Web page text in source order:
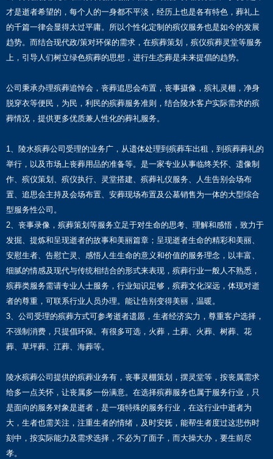
才是逝者希望的，每个人的一身都不平淡，经历上也是各有特色，葬礼上
的千篇一律会显得太过平庸。所以个性化定制的殡仪服务也是如今的发展
趋势。而结合现代政/策对环保的需求，在殡葬策划，殡仪殡葬灵堂等服务
上，引导人们树立绿色殡葬的思想，进行生态葬是未来提倡的趋势。
公司秉承办理殡葬追悼会，丧葬追思会布置，丧事摄像，殡礼灵棚，净身
脱穿衣等便民，为民，利民的殡葬服务准则，结合陵水客户实际需求的殡
葬情况，提供更多优质兼人性化的葬礼服务。
1、陵水殡葬公司受理的业务广，从遗体处理到殡葬车出租，到殡葬葬礼的
举行，以及市场上丧葬用品的准备等。是一家专业从事临终关怀、遗像制
作、殡仪策划、殡仪执行、灵堂搭建、殡葬礼仪服务、人生告别会场布
置、追思会主持及会场布置、安葬现场布置及公墓销售为一体的大型综合
型服务性公司。
2、丧事录像，殡葬策划等服务立足于对生命的思考、理解和感悟，致力于
发掘、提炼和呈现逝者的故事和美丽篇章；呈现逝者生命的精彩和美丽、
安慰生者、告慰亡灵、感悟人生生命的意义和价值的服务理念，以丰富、
细腻的情感及现代与传统相结合的形式来表现，殡葬行业一般人不熟悉，
殡葬类服务需请专业人士服务，行业知识足够，殡葬文化深远，体现对逝
者的尊重，可联系行业人员办理。能让告别变得美丽，温暖。
3、公司受理的殡葬方式可参考逝者遗愿，生者经济实力，尊重客户选择，
不强制消费，只提倡环保。有很多可选，火葬，土葬、火葬、树葬、花
葬、草坪葬、江葬、海葬等。
陵水殡葬公司提供的殡葬业务有，丧事灵棚策划，摆灵堂等，按丧属需求
给多一点关怀，让丧属多一份满意。在选择殡葬服务也属于服务行业，只
是面向的服务对象是逝者，是一项特殊的服务行业，在这行业中逝者为
大，生者也需关注，注重生者的情绪，及时安抚，能帮生者度过这悲伤时
刻中，按实际能力及需求选择，不必为了面子，而大操大办，要生前尽
孝。